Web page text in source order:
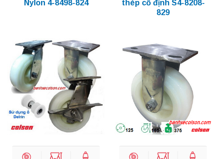
Nylon 4-8498-824
thép cố định S4-8208-
829